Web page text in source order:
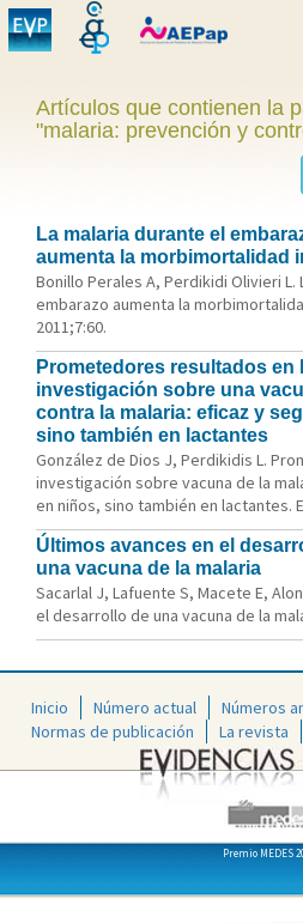
Artículos que contienen la
"malaria: prevención y
La malaria durante el
aumenta la morbimortalidad
Bonillo Perales A, Perdikidi Olivieri L.
embarazo aumenta la
2011;7:60.
Prometedores resultados en
investigación sobre una
contra la malaria: eficaz y
sino también en lactantes
González de Dios J, Perdikidis L.
investigación sobre vacuna de la
en niños, sino también en lactantes.
Últimos avances en el
una vacuna de la malaria
Sacarlal J, Lafuente S, Macete E,
el desarrollo de una vacuna de la
Inicio Número actual
Números
Normas de publicación
La revista
Premio MEDES